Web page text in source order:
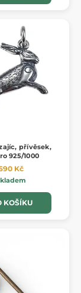
přívěsek,
925/1000
Kč
KOŠÍKU